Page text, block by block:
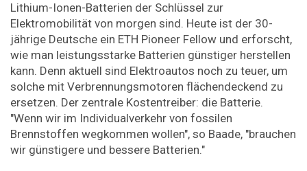
Lithium-​Ionen-Batterien der Schlüssel zur
Elektromobilität von morgen sind. Heute ist der 30-​
jährige Deutsche ein ETH Pioneer Fellow und erforscht,
wie man leistungsstarke Batterien günstiger herstellen
kann. Denn aktuell sind Elektroautos noch zu teuer, um
solche mit Verbrennungsmotoren flächendeckend zu
ersetzen. Der zentrale Kostentreiber: die Batterie.
"Wenn wir im Individualverkehr von fossilen
Brennstoffen wegkommen wollen", so Baade, "brauchen
wir günstigere und bessere Batterien."